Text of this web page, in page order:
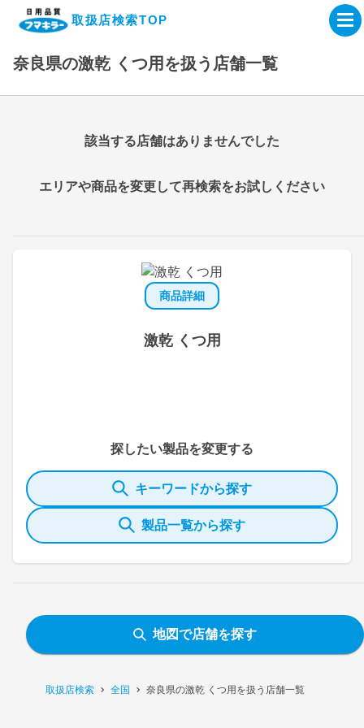
取扱店検索TOP
企業・IR情報サイト
取扱店検索 全国 奈良県の激乾 くつ用を扱う店舗一覧
奈良県の激乾 くつ用を扱う店舗一覧
商品詳細
激乾 くつ用
探したい製品を変更する
キーワードから探す
製品一覧から探す
該当する店舗はありませんでした
エリアや商品を変更して再検索をお試しください
地図で店舗を探す